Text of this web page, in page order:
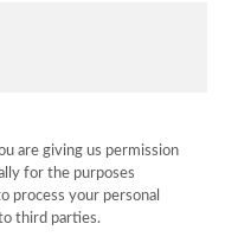
are giving us permission
for the purposes
process your personal
third parties.